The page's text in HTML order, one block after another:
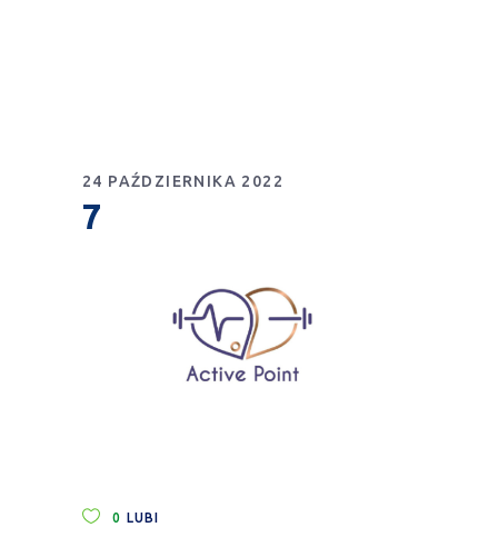
24 PAŹDZIERNIKA 2022
7
0 LUBI